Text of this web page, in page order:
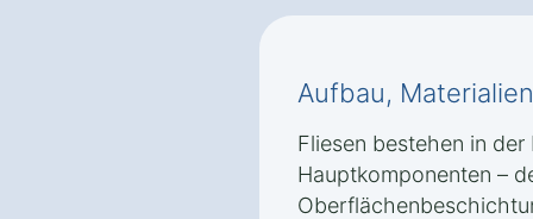
Aufbau,
Fliesen bestehen in der
Hauptkomponenten –